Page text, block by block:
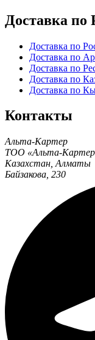
Доставка
Доставка по
Доставка по
Доставка по
Доставка по
Доставка по
Контакты
Альта-Картер
ТОО «Альта-
Казахстан Алматы
Байзакова, 230